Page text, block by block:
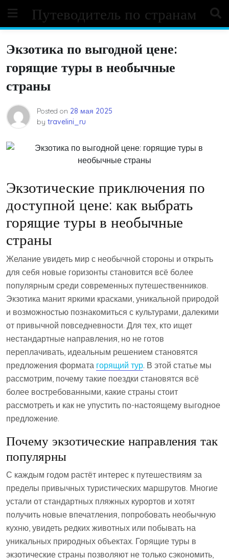
content
Путеводитель по странам
Экзотика по выгодной цене:
горящие туры в необычные
страны
Posted on 28 мая 2025
by travelini_ru
Экзотические приключения по
доступной цене: как выбрать
горящие туры в необычные
страны
Желание увидеть мир с необычной стороны и открыть
для себя новые горизонты становится всё более
популярным среди современных путешественников.
Экзотика манит яркими красками, уникальной природой
и возможностью познакомиться с культурами, далекими
от привычной повседневности. Для тех, кто ищет
нестандартные направления, но не готов
переплачивать, идеальным решением становятся
предложения формата горящий тур. В этой статье мы
рассмотрим, почему такие поездки становятся всё
более востребованными, какие страны стоит
рассмотреть и как не упустить по-настоящему выгодное
предложение.
Почему экзотические направления так
популярны
С каждым годом растёт интерес к путешествиям за
пределы привычных туристических маршрутов. Многие
устали от стандартных пляжных курортов и хотят
получить новые впечатления, попробовать необычную
кухню, увидеть редких животных или побывать на
уникальных природных объектах. Горящие туры в
экзотические страны позволяют не только сэкономить,